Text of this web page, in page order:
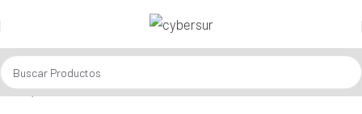
Inicio Kioskos Autoventa